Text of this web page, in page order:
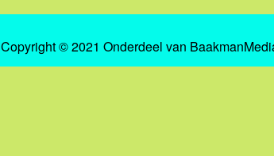
Copyright © 2021 Onderdeel van